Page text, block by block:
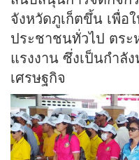
จังหวัดภูเก็ตขึ้น เพื่อ
ประชาชนทั่วไป ตร
แรงงาน ซึ่งเป็นกำลั
เศรษฐกิจ